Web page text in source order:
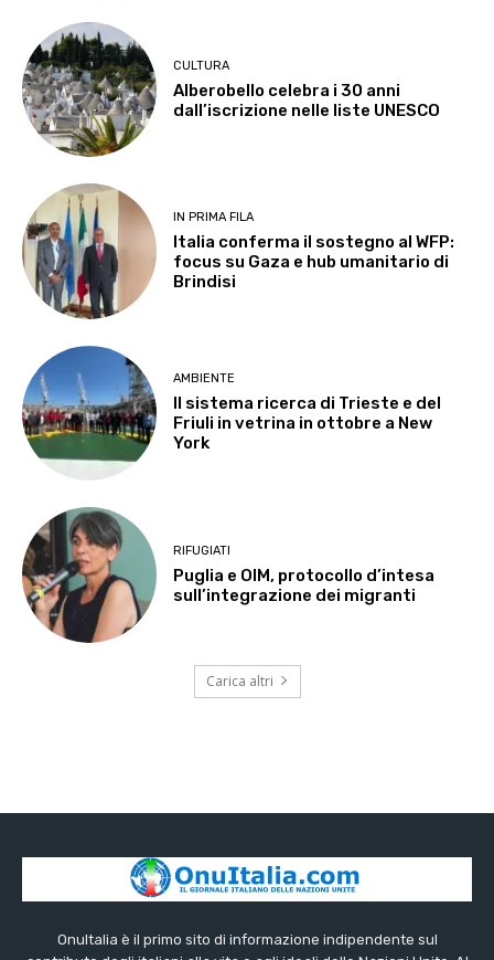
CULTURA
Alberobello celebra i 30 anni
dall’iscrizione nelle liste UNESCO
IN PRIMA FILA
Italia conferma il sostegno al WFP:
focus su Gaza e hub umanitario di
Brindisi
AMBIENTE
Il sistema ricerca di Trieste e del
Friuli in vetrina in ottobre a New
York
RIFUGIATI
Puglia e OIM, protocollo d’intesa
sull’integrazione dei migranti
Carica altri
OnuItalia è il primo sito di informazione indipendente sul